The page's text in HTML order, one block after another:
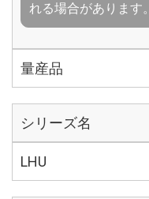
れる場合があります。
量産品
シリーズ名
LHU